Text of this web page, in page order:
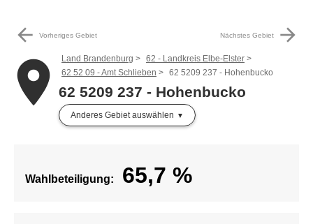
arrow_back Vorheriges Gebiet Nächstes Gebiet arrow_forward
placeLand Brandenburg
62 - Landkreis Elbe-Elster
62 52 09 - Amt Schlieben
62 5209 237 - Hohenbucko
62 5209 237 - Hohenbucko
Anderes Gebiet auswählen
Wahlbeteiligung: 65,7 %